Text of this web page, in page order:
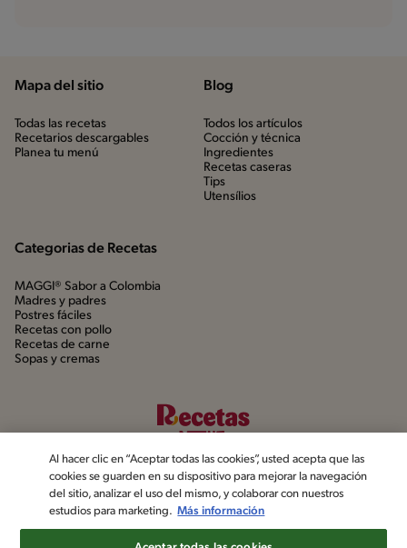
Mapa del sitio
Todas las recetas
Recetarios descargables
Planea tu menú
Blog
Todos los artículos
Cocción y técnica
Ingredientes
Recetas caseras
Tips
Utensílios
Categorias de Recetas
MAGGI® Sabor a Colombia
Madres y padres
Postres fáciles
Recetas con pollo
Recetas de carne
Sopas y cremas
Al hacer clic en “Aceptar todas las cookies”, usted acepta que las
cookies se guarden en su dispositivo para mejorar la navegación
del sitio, analizar el uso del mismo, y colaborar con nuestros
estudios para marketing. Más información